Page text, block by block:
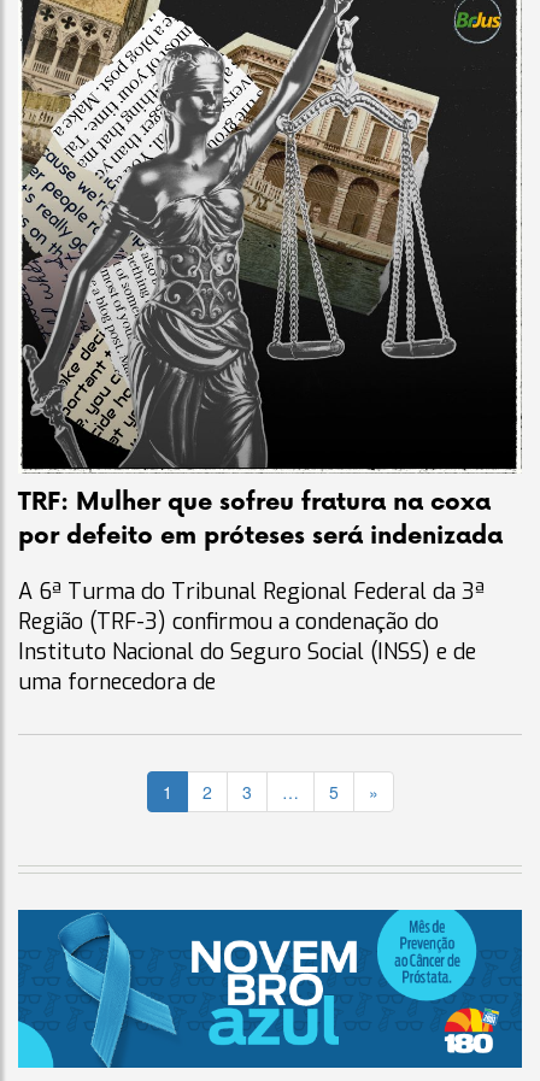
TRF: Mulher que sofreu fratura na coxa
por defeito em próteses será indenizada
A 6ª Turma do Tribunal Regional Federal da 3ª
Região (TRF-3) confirmou a condenação do
Instituto Nacional do Seguro Social (INSS) e de
uma fornecedora de
1 2 3 … 5 »